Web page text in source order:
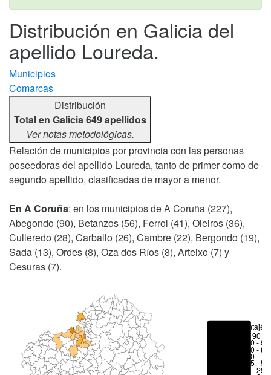
Distribución en Galicia del
apellido Loureda.
Municipios
Comarcas
Distribución
Total en Galicia 649 apellidos
Ver notas metodológicas.
Relación de municipios por provincia con las personas
poseedoras del apellido Loureda, tanto de primer como de
segundo apellido, clasificadas de mayor a menor.
En A Coruña: en los municipios de A Coruña (227),
Abegondo (90), Betanzos (56), Ferrol (41), Oleiros (36),
Culleredo (28), Carballo (26), Cambre (22), Bergondo (19),
Sada (13), Ordes (8), Oza dos Ríos (8), Arteixo (7) y
Cesuras (7).
Porcentajes
> 90 %
80 -
70 -
50 -
25 -
6 - 25